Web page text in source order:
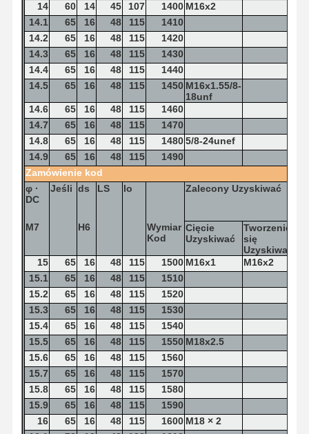
14
60 14 45 107 1400 M16x2
14.1
65 16 48 115
1410
14.2
65 16 48 115
1420
14.3
65 16 48 115
1430
14.4
65 16 48 115
1440
14.5
65 16 48 115 1450 M16x1.55/8-
18unf
14.6
65 16 48 115
1460
14.7
65 16 48 115
1470
14.8
65 16 48 115 14805/8-24unef
14.9
65 16 48 115
1490
Zamówienie kod
φ ·
DC
Jeśli ds LS lo Zalecony Uzyskiwać
M7 H6
Wymiar
Kod
Cięcie
Uzyskiwać
Tworzenie
się
Uzyskiwać
15
65 16 48 115 1500 M16x1
M16x2
15.1
65 16 48 115
1510
15.2
65 16 48 115
1520
15.3
65 16 48 115
1530
15.4
65 16 48 115
1540
15.5
65 16 48 115 1550 M18x2.5
15.6
65 16 48 115
1560
15.7
65 16 48 115
1570
15.8
65 16 48 115
1580
15.9
65 16 48 115
1590
16
65 16 48 115 1600 M18 × 2